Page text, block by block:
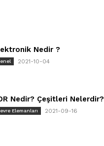
Nedir ?
2021-10-04
Nedir? Çeşitleri Nelerdir?
Elemanları 2021-09-16